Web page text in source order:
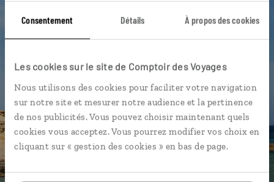
Consentement Détails À propos des cookies
Les cookies sur le site de Comptoir des Voyages
Nous utilisons des cookies pour faciliter votre navigation
sur notre site et mesurer notre audience et la pertinence
de nos publicités. Vous pouvez choisir maintenant quels
cookies vous acceptez. Vous pourrez modifier vos choix en
cliquant sur « gestion des cookies » en bas de page.
Caldeira de Taburiente - La Palma
Forêt de Laurisilva - La Gomera Garachico - Tenerife
Caldeira de Taburiente - La Palma
spécialiste Espagne